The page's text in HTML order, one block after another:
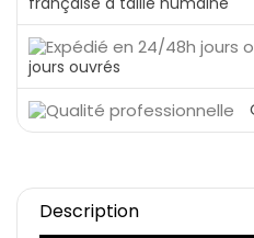
jours ouvrés
Description